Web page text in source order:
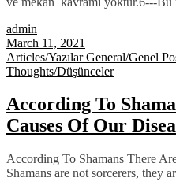
admin
March 11, 2021
Articles/YazılarGeneral/Genel
Thoughts/Düşünceler
According To
Causes Of Our
According To Shamans There
Shamans are not sorcerers, they